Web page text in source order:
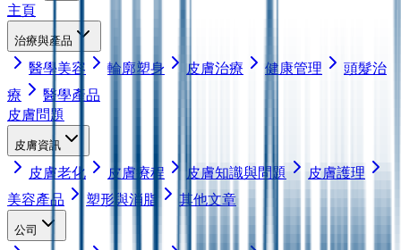
主頁
治療與產品
醫學美容 輪廓塑身 皮膚治療 健康管理
頭髮治
療
醫學產品
皮膚問題
皮膚資訊
皮膚老化 皮膚療程 皮膚知識與問題
皮膚護理
美容產品
塑形與消脂 其他文章
公司